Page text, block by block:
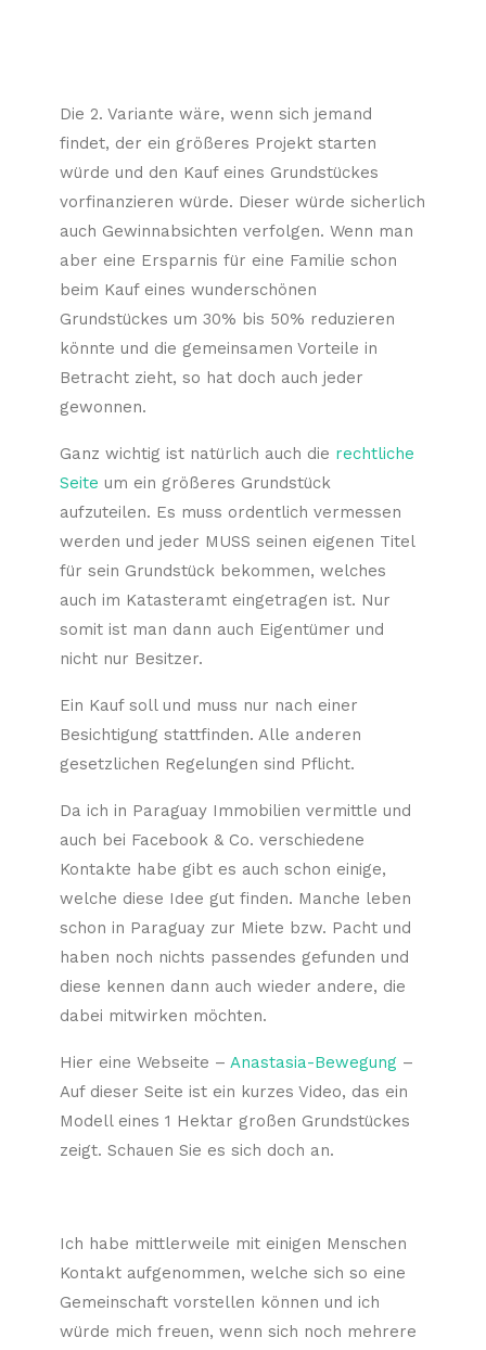
Die 2. Variante wäre, wenn sich jemand
findet, der ein größeres Projekt starten
würde und den Kauf eines Grundstückes
vorfinanzieren würde. Dieser würde sicherlich
auch Gewinnabsichten verfolgen. Wenn man
aber eine Ersparnis für eine Familie schon
beim Kauf eines wunderschönen
Grundstückes um 30% bis 50% reduzieren
könnte und die gemeinsamen Vorteile in
Betracht zieht, so hat doch auch jeder
gewonnen.
Ganz wichtig ist natürlich auch die rechtliche
Seite um ein größeres Grundstück
aufzuteilen. Es muss ordentlich vermessen
werden und jeder MUSS seinen eigenen Titel
für sein Grundstück bekommen, welches
auch im Katasteramt eingetragen ist. Nur
somit ist man dann auch Eigentümer und
nicht nur Besitzer.
Ein Kauf soll und muss nur nach einer
Besichtigung stattfinden. Alle anderen
gesetzlichen Regelungen sind Pflicht.
Da ich in Paraguay Immobilien vermittle und
auch bei Facebook & Co. verschiedene
Kontakte habe gibt es auch schon einige,
welche diese Idee gut finden. Manche leben
schon in Paraguay zur Miete bzw. Pacht und
haben noch nichts passendes gefunden und
diese kennen dann auch wieder andere, die
dabei mitwirken möchten.
Hier eine Webseite – Anastasia-Bewegung –
Auf dieser Seite ist ein kurzes Video, das ein
Modell eines 1 Hektar großen Grundstückes
zeigt. Schauen Sie es sich doch an.
Ich habe mittlerweile mit einigen Menschen
Kontakt aufgenommen, welche sich so eine
Gemeinschaft vorstellen können und ich
würde mich freuen, wenn sich noch mehrere